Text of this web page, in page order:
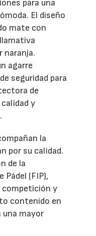
para una
El diseño
mate con
naranja.
agarre
seguridad para
de
y
la
por su calidad.
de la
Pádel (FIP),
competición y
contenido en
una mayor